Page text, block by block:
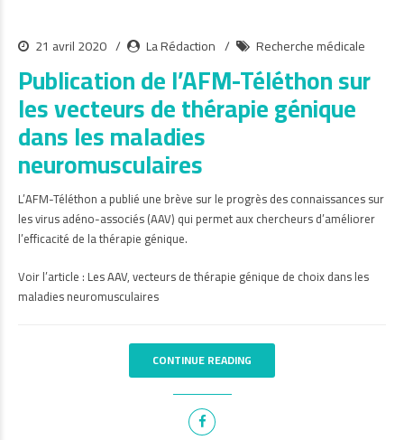
21 avril 2020 La Rédaction Recherche médicale
Publication de l’AFM-Téléthon sur
les vecteurs de thérapie génique
dans les maladies
neuromusculaires
L’AFM-Téléthon a publié une brève sur le progrès des connaissances sur
les virus adéno-associés (AAV) qui permet aux chercheurs d’améliorer
l’efficacité de la thérapie génique.
Voir l’article : Les AAV, vecteurs de thérapie génique de choix dans les
maladies neuromusculaires
CONTINUE READING